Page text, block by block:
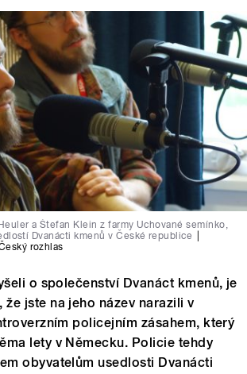
a Štefan Klein z farmy Uchované semínko,
Dvanácti kmenů v České republice
rozhlas
o společenství Dvanáct kmenů, je
jste na jeho název narazili v
policejním zásahem, který
lety v Německu. Policie tehdy
obyvatelům usedlosti Dvanácti